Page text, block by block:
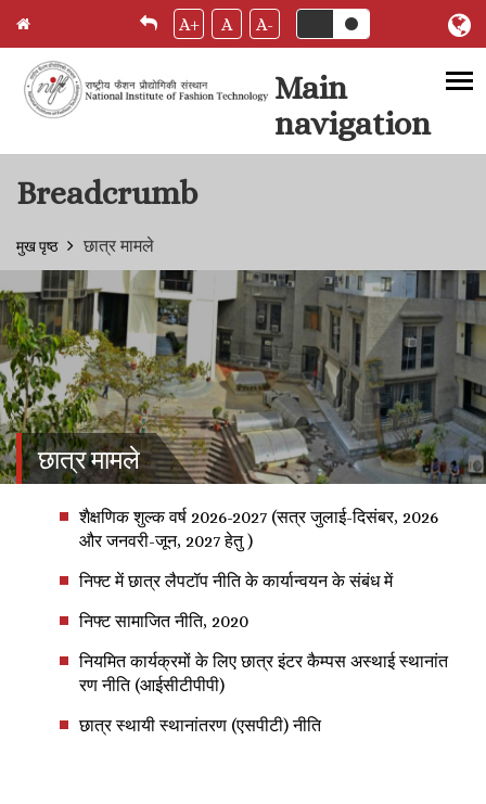
A+ A A-
Main
navigation
Breadcrumb
मुख पृष्ठ छात्र मामले
छात्र मामले
शैक्षणिक शुल्क वर्ष 2026-2027 (सत्र जुलाई-दिसंबर, 2026
और जनवरी-जून, 2027 हेतु )
निफ्ट में छात्र लैपटॉप नीति के कार्यान्वयन के संबंध में
निफ्ट सामाजित नीति, 2020
नियमित कार्यक्रमों के लिए छात्र इंटर कैम्पस अस्थाई स्थानांत
रण नीति (आईसीटीपीपी)
छात्र स्थायी स्थानांतरण (एसपीटी) नीति